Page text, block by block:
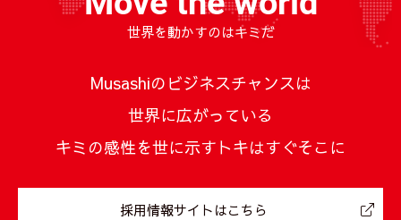
世界を動かすのはキミだ
Musashiのビジネスチャンスは
世界に広がっている
キミの感性を世に示すトキはすぐそこに
採用情報サイトはこちら